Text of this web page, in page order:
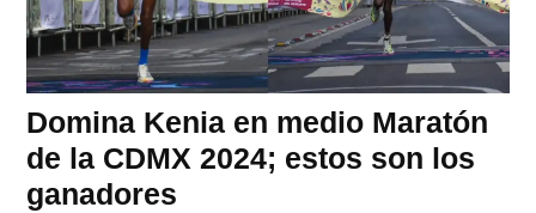
Domina Kenia en medio Maratón
de la CDMX 2024; estos son los
ganadores